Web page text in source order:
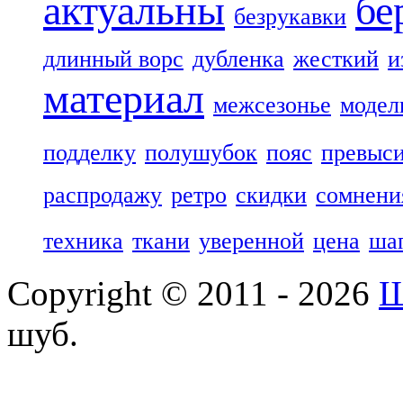
актуальны безрукавки
длинный ворс дубленка жесткий
материал межсезонье
подделку полушубок пояс
распродажу ретро скидки
техника ткани уверенной цена
Copyright © 2011 - 2026
шуб.